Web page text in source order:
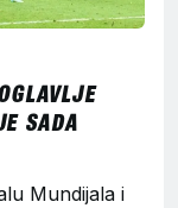
SADA
Mundijala i